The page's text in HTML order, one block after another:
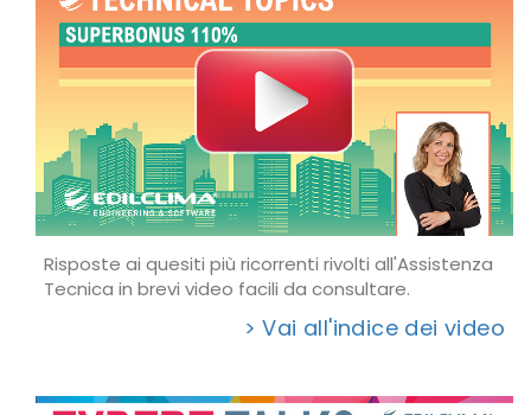
Risposte ai quesiti più ricorrenti rivolti all'Assistenza
Tecnica in brevi video facili da consultare.
> Vai all'indice dei video